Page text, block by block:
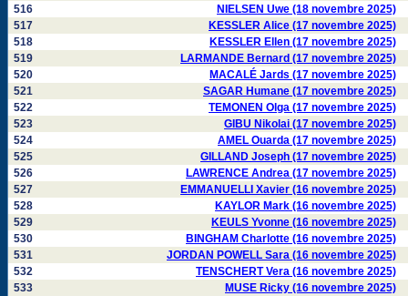
516
NIELSEN Uwe (18 novembre 2025)
517
KESSLER Alice (17 novembre 2025)
518
KESSLER Ellen (17 novembre 2025)
519
LARMANDE Bernard (17 novembre 2025)
520
MACALÉ Jards (17 novembre 2025)
521
SAGAR Humane (17 novembre 2025)
522
TEMONEN Olga (17 novembre 2025)
523
GIBU Nikolai (17 novembre 2025)
524
AMEL Ouarda (17 novembre 2025)
525
GILLAND Joseph (17 novembre 2025)
526
LAWRENCE Andrea (17 novembre 2025)
527
EMMANUELLI Xavier (16 novembre 2025)
528
KAYLOR Mark (16 novembre 2025)
529
KEULS Yvonne (16 novembre 2025)
530
BINGHAM Charlotte (16 novembre 2025)
531
JORDAN POWELL Sara (16 novembre 2025)
532
TENSCHERT Vera (16 novembre 2025)
533
MUSE Ricky (16 novembre 2025)